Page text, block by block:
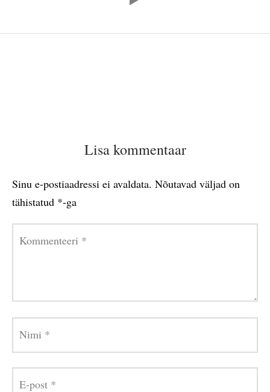
Lisa kommentaar
Sinu e-postiaadressi ei avaldata. Nõutavad väljad on
tähistatud *-ga
Kommenteeri *
Nimi *
E-post *